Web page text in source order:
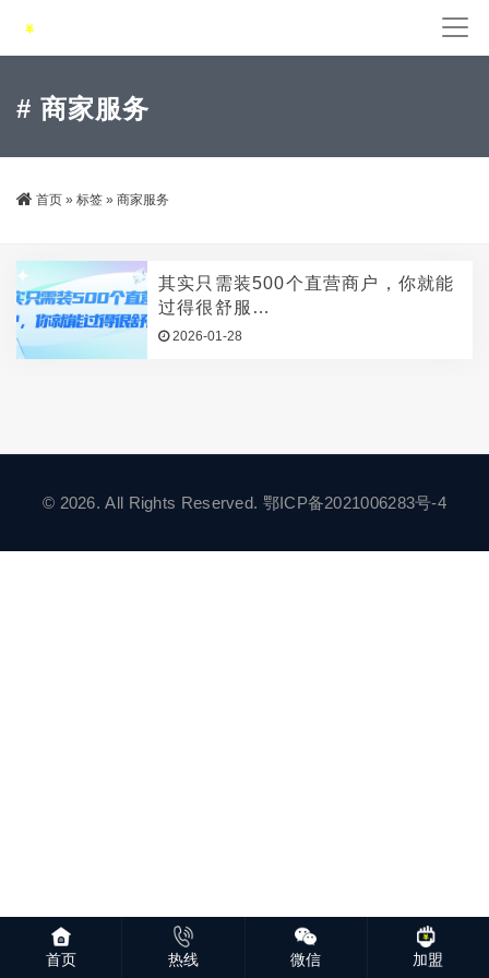
# 商家服务
首页 » 标签 » 商家服务
其实只需装500个直营商户，你就能
过得很舒服…
2026-01-28
© 2026. All Rights Reserved. 鄂ICP备2021006283号-4
首页 热线 微信 加盟